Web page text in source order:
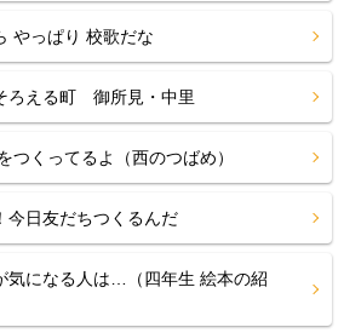
やっぱり 校歌だな
える町 御所見・中里
くってるよ（西のつばめ）
日友だちつくるんだ
になる人は…（四年生 絵本の紹